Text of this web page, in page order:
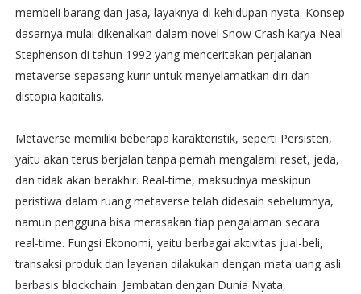
membeli barang dan jasa, layaknya di kehidupan nyata. Konsep
dasarnya mulai dikenalkan dalam novel Snow Crash karya Neal
Stephenson di tahun 1992 yang menceritakan perjalanan
metaverse sepasang kurir untuk menyelamatkan diri dari
distopia kapitalis.
Metaverse memiliki beberapa karakteristik, seperti Persisten,
yaitu akan terus berjalan tanpa pernah mengalami reset, jeda,
dan tidak akan berakhir. Real-time, maksudnya meskipun
peristiwa dalam ruang metaverse telah didesain sebelumnya,
namun pengguna bisa merasakan tiap pengalaman secara
real-time. Fungsi Ekonomi, yaitu berbagai aktivitas jual-beli,
transaksi produk dan layanan dilakukan dengan mata uang asli
berbasis blockchain. Jembatan dengan Dunia Nyata,